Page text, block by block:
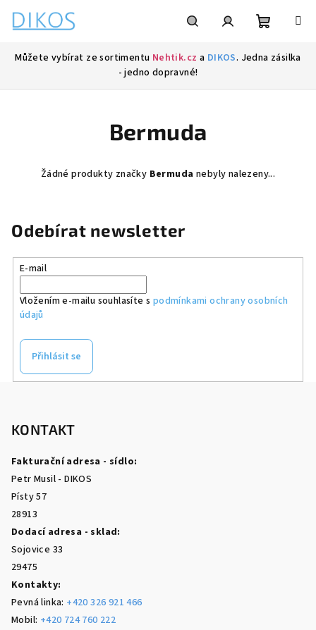
obsah
Můžete vybírat ze sortimentu Nehtik.cz a DIKOS. Jedna zásilka
- jedno dopravné!
Bermuda
Žádné produkty značky Bermuda nebyly nalezeny...
Odebírat newsletter
E-mail
Vložením e-mailu souhlasíte s podmínkami ochrany osobních
údajů
Přihlásit se
KONTAKT
Fakturační adresa - sídlo:
Petr Musil - DIKOS
Písty 57
28913
Dodací adresa - sklad:
Sojovice 33
29475
Kontakty:
Pevná linka: +420 326 921 466
Mobil: +420 724 760 222